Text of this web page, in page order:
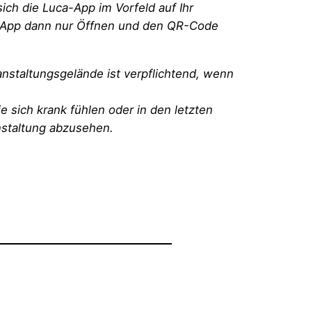
die Luca-App im Vorfeld auf Ihr
dann nur Öffnen und den QR-Code
ist verpflichtend, wenn
sich krank fühlen oder in den letzten
abzusehen.